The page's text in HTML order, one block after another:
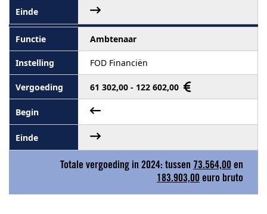
Ambtenaar
FOD Financiën
61 302,00 - 122 602,00
Totale vergoeding in 2024: tussen 73.564,00 en
183.903,00 euro bruto